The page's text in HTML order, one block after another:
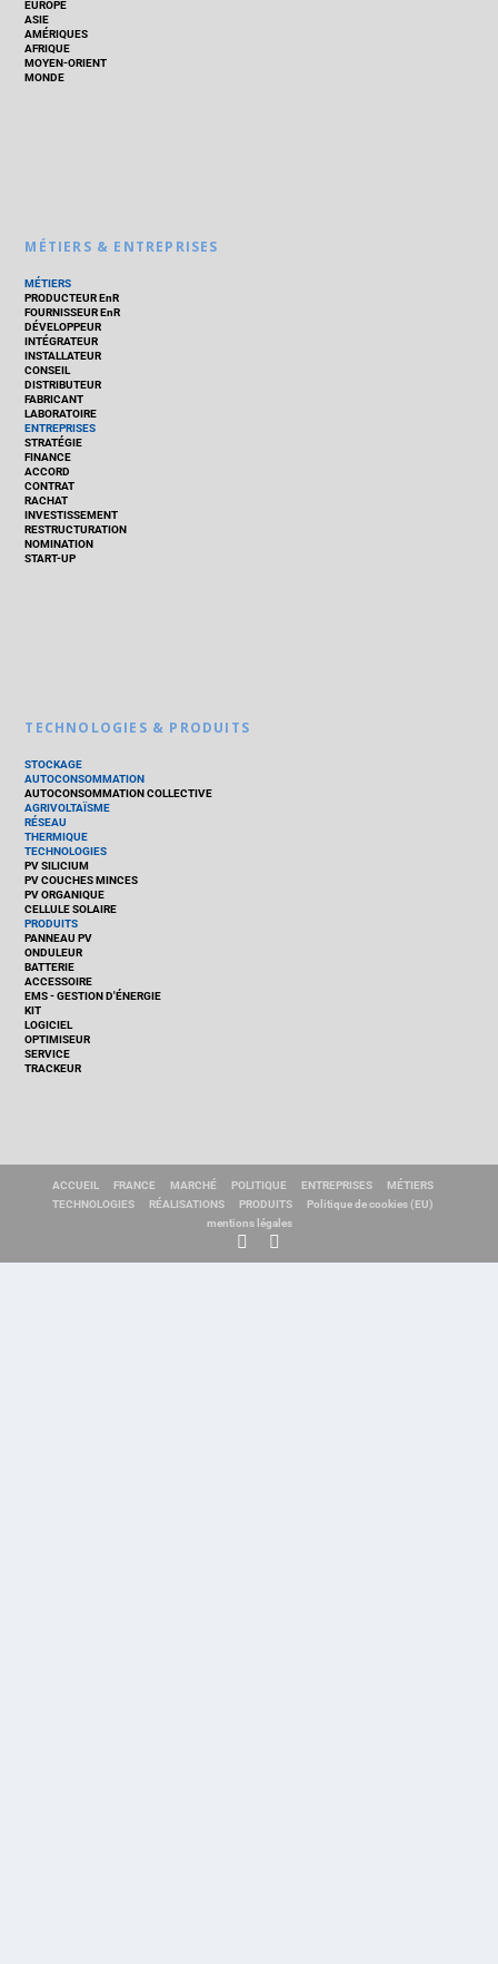
EUROPE
ASIE
AMÉRIQUES
AFRIQUE
MOYEN-ORIENT
MONDE
MÉTIERS & ENTREPRISES
MÉTIERS
PRODUCTEUR EnR
FOURNISSEUR EnR
DÉVELOPPEUR
INTÉGRATEUR
INSTALLATEUR
CONSEIL
DISTRIBUTEUR
FABRICANT
LABORATOIRE
ENTREPRISES
STRATÉGIE
FINANCE
ACCORD
CONTRAT
RACHAT
INVESTISSEMENT
RESTRUCTURATION
NOMINATION
START-UP
TECHNOLOGIES & PRODUITS
STOCKAGE
AUTOCONSOMMATION
AUTOCONSOMMATION COLLECTIVE
AGRIVOLTAÏSME
RÉSEAU
THERMIQUE
TECHNOLOGIES
PV SILICIUM
PV COUCHES MINCES
PV ORGANIQUE
CELLULE SOLAIRE
PRODUITS
PANNEAU PV
ONDULEUR
BATTERIE
ACCESSOIRE
EMS - GESTION D'ÉNERGIE
KIT
LOGICIEL
OPTIMISEUR
SERVICE
TRACKEUR
ACCUEIL FRANCE MARCHÉ POLITIQUE ENTREPRISES
MÉTIERS
TECHNOLOGIES
RÉALISATIONS PRODUITS
Politique de cookies (EU)
mentions légales